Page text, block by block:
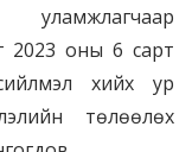
2023 оны 6 сарт
хийх ур
төлөөлөх